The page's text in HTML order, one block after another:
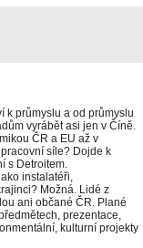
k průmyslu a od průmyslu
vyrábět asi jen v Číně.
ČR a EU až v
síle? Dojde k
s Detroitem.
instalatéři,
Možná. Lidé z
ani občané ČR. Plané
prezentace,
kulturní projekty